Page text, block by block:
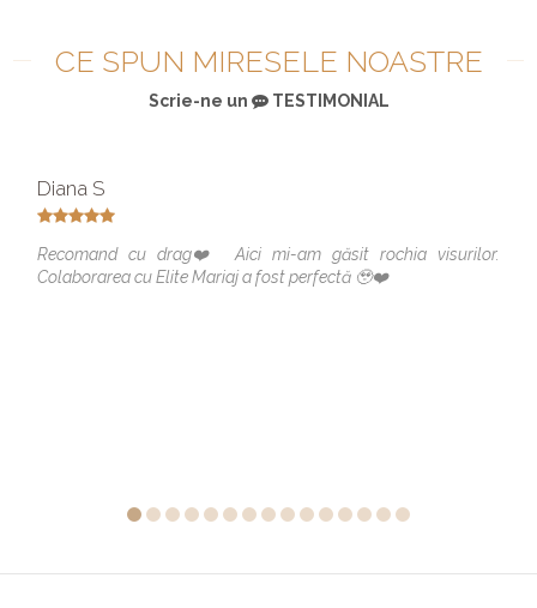
CE SPUN MIRESELE NOASTRE
Scrie-ne un TESTIMONIAL
Diana S
Recomand cu drag❤️ Aici mi-am găsit rochia visurilor.
Colaborarea cu Elite Mariaj a fost perfectă 🥹❤️